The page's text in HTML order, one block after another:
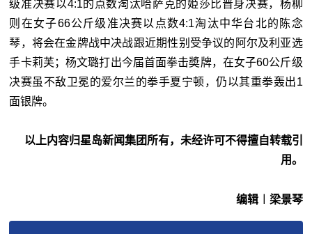
级准决赛以4:1的点数淘汰哈萨克的姫莎比晋身决赛，杨柳
则在女子66公斤级准决赛以点数4:1淘汰中华台北的陈念
琴，将会在金牌战中决战跟近期性别受争议的阿尔及利亚选
手卡莉芙；杨文璐打出今届首面拳击奬牌，在女子60公斤级
决赛虽不敌卫冕的爱尔兰的拳手夏宁顿，仍以其重拳轰出1
面银牌。
以上内容归星岛新闻集团所有，未经许可不得擅自转载引
用。
编辑︱梁景琴